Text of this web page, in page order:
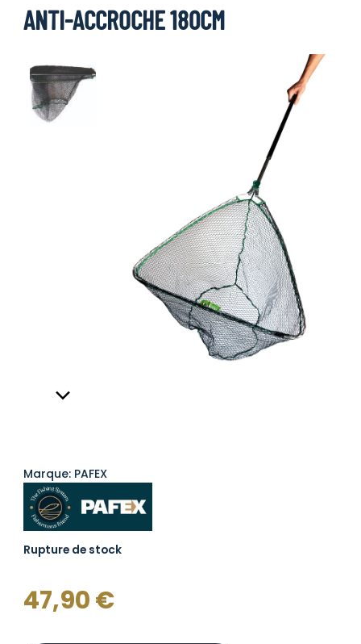
ANTI-ACCROCHE 180CM
Marque: PAFEX
Rupture de stock
47,90€